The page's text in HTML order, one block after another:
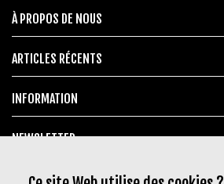
À PROPOS DE NOUS
ARTICLES RÉCENTS
INFORMATION
NEWSLETTER
MARQUES POPULAIRES